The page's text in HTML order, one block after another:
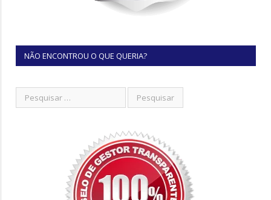
NÃO ENCONTROU O QUE QUERIA?